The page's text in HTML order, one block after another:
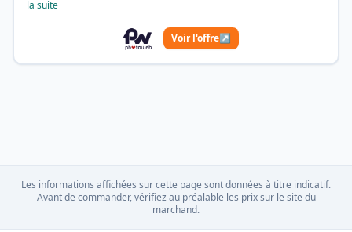
la suite
Voir l'offre↗
Les informations affichées sur cette page sont données à titre indicatif.
Avant de commander, vérifiez au préalable les prix sur le site du
marchand.